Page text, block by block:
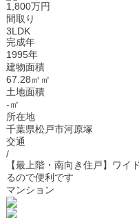
1,800万円
間取り
3LDK
完成年
1995年
建物面積
67.28㎡㎡
土地面積
-㎡
所在地
千葉県松戸市河原塚
交通
/
【最上階・南向き住戸】ワイ
るので便利です
マンション